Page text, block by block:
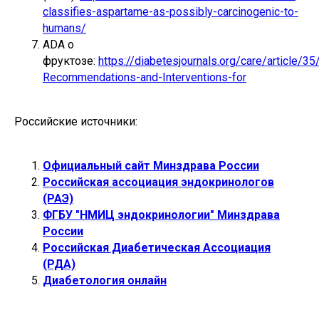
classifies-aspartame-as-possibly-carcinogenic-to-
humans/
ADA о
фруктозе: https://diabetesjournals.org/care/article/
Recommendations-and-Interventions-for
Российские источники:
Официальный сайт Минздрава России
Российская ассоциация эндокринологов
(РАЭ)
ФГБУ "НМИЦ эндокринологии" Минздрава
России
Российская Диабетическая Ассоциация
(РДА)
Диабетология онлайн